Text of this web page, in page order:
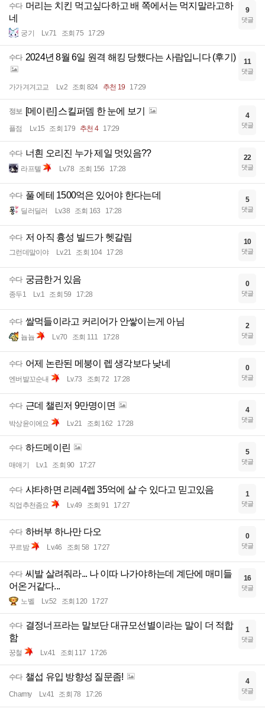
수다 머리는 치킨 먹고싶다하고 배 쪽에서는 먹지말라고하
네
궁기 Lv.71 조회 75 17:29
9
댓글
수다 2024년 8월 6일 원격 해킹 당했다는 사람입니다 (후기)
가가겨겨고교 Lv.2 조회 824 추천 19 17:29
11
댓글
정보 [메이린] 스킬퍼뎀 한 눈에 보기
플점 Lv.15 조회 179 추천 4 17:29
4
댓글
수다 너흰 오리진 누가 제일 멋있음??
라프텔 Lv.78 조회 156 17:28
22
댓글
수다 풀 에테 1500억은 있어야 한다는데
딜러딜러 Lv.38 조회 163 17:28
5
댓글
수다 저 아직 흉성 빌드가 헷갈림
그런데말이야 Lv.21 조회 104 17:28
10
댓글
수다 궁금한거 있음
종두1 Lv.1 조회 59 17:28
0
댓글
수다 쌀먹들이라고 커리어가 안쌓이는게 아님
늅늅 Lv.70 조회 111 17:28
2
댓글
수다 어제 논란된 메붕이 렙 생각보다 낮네
엔버발꼬순내 Lv.73 조회 72 17:28
0
댓글
수다 근데 챌린저 9만명이면
박상윤이에요 Lv.21 조회 162 17:28
4
댓글
수다 하드메이린
매애기 Lv.1 조회 90 17:27
5
댓글
수다 샤타하면 리레4렙 35억에 살 수 있다고 믿고있음
직업추천좀요 Lv.49 조회 91 17:27
1
댓글
수다 하버부 하나만 다오
꾸르밤 Lv.46 조회 58 17:27
0
댓글
수다 씨발 살려줘라... 나 이따 나가야하는데 계단에 매미들
어온거같다...
노벨 Lv.52 조회 120 17:27
16
댓글
수다 결정너프라는 말보단 대규모선별이라는 말이 더 적합
함
꿍철 Lv.41 조회 117 17:26
1
댓글
수다 챌섭 유입 방향성 질문좀!
Charmy Lv.41 조회 78 17:26
4
댓글